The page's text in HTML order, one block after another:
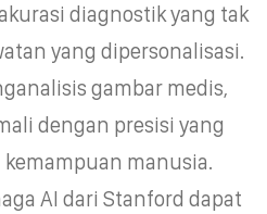
diagnostik yang tak
yang dipersonalisasi.
gambar medis,
dengan presisi yang
manusia.
AI dari Stanford dapat